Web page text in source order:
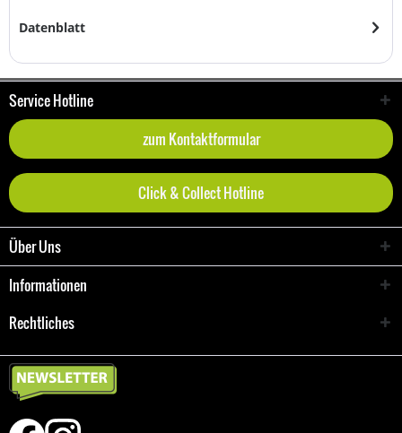
Datenblatt
Service Hotline
zum Kontaktformular
Click & Collect Hotline
Über Uns
Informationen
Rechtliches